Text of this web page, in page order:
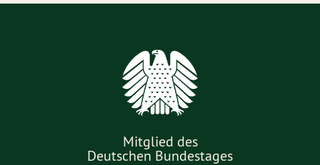
Mitglied des
Deutschen Bundestages